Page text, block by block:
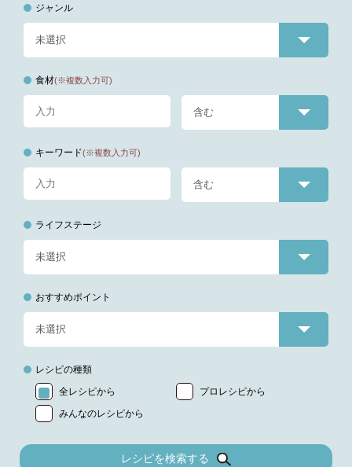
ジャンル
食材(※複数入力可)
キーワード(※複数入力可)
ライフステージ
おすすめポイント
レシピの種類
全レシピから
プロレシピから
みんなのレシピから
レシピを検索する